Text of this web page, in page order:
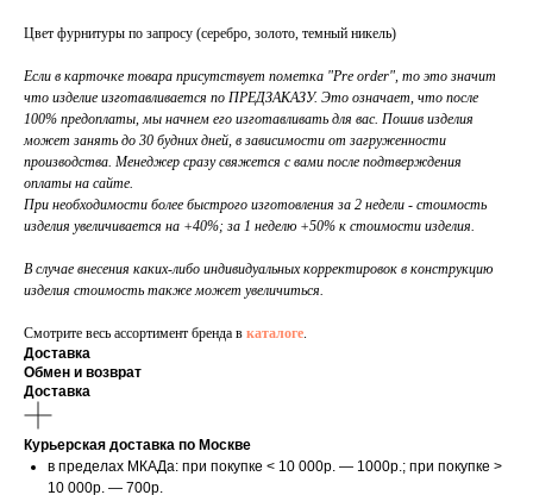
Цвет фурнитуры по запросу (серебро, золото, темный никель)
Если в карточке товара присутствует пометка "Pre order", то это значит
что изделие изготавливается по ПРЕДЗАКАЗУ. Это означает, что после
100% предоплаты, мы начнем его изготавливать для вас. Пошив изделия
может занять до 30 будних дней, в зависимости от загруженности
производства. Менеджер сразу свяжется с вами после подтверждения
оплаты на сайте.
При необходимости более быстрого изготовления за 2 недели - стоимость
изделия увеличивается на +40%; за 1 неделю +50% к стоимости изделия.
В случае внесения каких-либо индивидуальных корректировок в конструкцию
изделия стоимость также может увеличиться.
Смотрите весь ассортимент бренда в каталоге.
Доставка
Обмен и возврат
Доставка
Курьерская доставка по Москве
в пределах МКАДа: при покупке < 10 000р. — 1000р.; при покупке >
10 000р. — 700р.